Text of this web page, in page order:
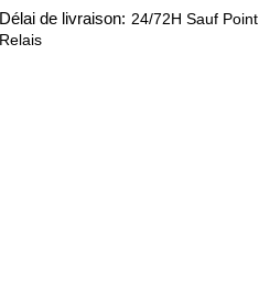
Délai de livraison: 24/72H Sauf Point
Relais